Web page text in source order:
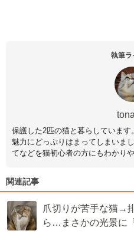
執筆ラ
保護した2匹の猫と暮らしていま
魅力にどっぷりはまってしまいま
てなどを猫初心者の方にもわかり
関連記事
爪切りが苦手な猫→
ら…まさかの光景に